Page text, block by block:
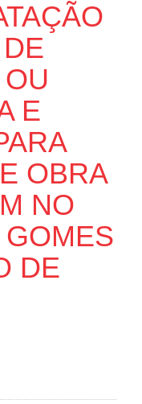
E
OBRA
NO
DE